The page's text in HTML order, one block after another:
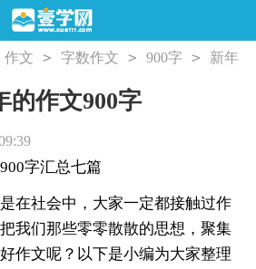
作文 > 字数作文 > 900字 >
新年
的作文900字
字汇总七篇
社会中，大家一定都接触过作
我们那些零零散散的思想，聚集
作文呢？以下是小编为大家整理